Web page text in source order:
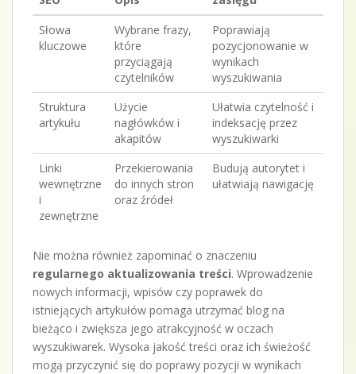
Słowa
kluczowe
Wybrane frazy,
które
przyciągają
czytelników
Poprawiają
pozycjonowanie w
wynikach
wyszukiwania
Struktura
artykułu
Użycie
nagłówków i
akapitów
Ułatwia czytelność i
indeksację przez
wyszukiwarki
Linki
wewnętrzne
i
zewnętrzne
Przekierowania
do innych stron
oraz źródeł
Budują autorytet i
ułatwiają nawigację
Nie można również zapominać o znaczeniu
regularnego aktualizowania treści. Wprowadzenie
nowych informacji, wpisów czy poprawek do
istniejących artykułów pomaga utrzymać blog na
bieżąco i zwiększa jego atrakcyjność w oczach
wyszukiwarek. Wysoka jakość treści oraz ich świeżość
mogą przyczynić się do poprawy pozycji w wynikach